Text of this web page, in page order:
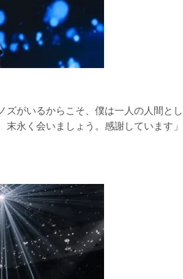
ズがいるからこそ、僕は一人の人間とし
永く会いましょう。感謝しています」